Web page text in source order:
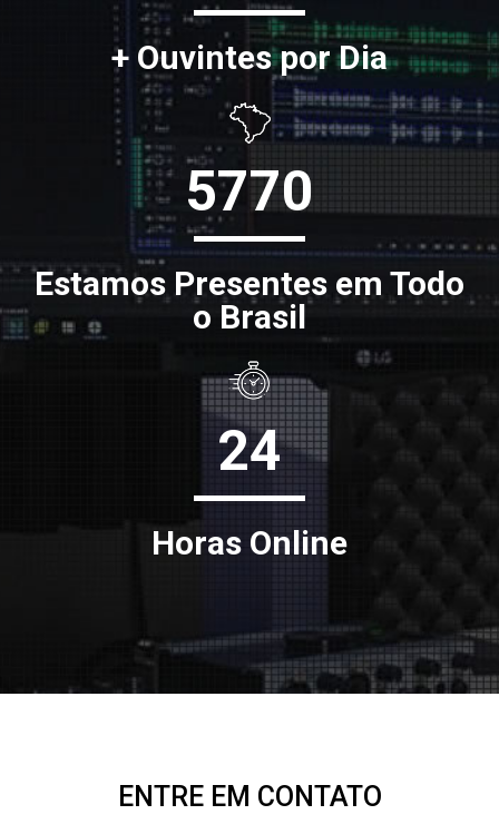
+ Ouvintes por Dia
5770
Estamos Presentes em Todo
o Brasil
24
Horas Online
ENTRE EM CONTATO